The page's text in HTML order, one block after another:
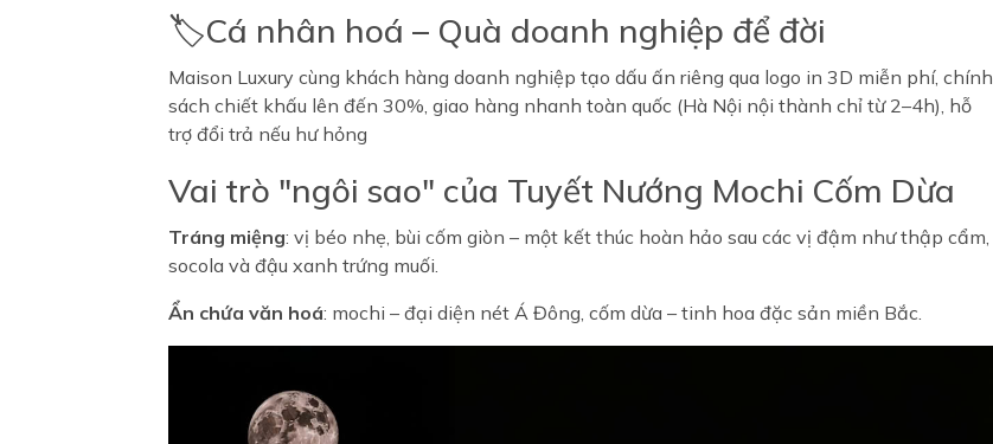
🏷️Cá nhân hoá – Quà doanh nghiệp để đời
Maison Luxury cùng khách hàng doanh nghiệp tạo dấu ấn riêng qua logo in 3D miễn phí, chính
sách chiết khấu lên đến 30%, giao hàng nhanh toàn quốc (Hà Nội nội thành chỉ từ 2–4h), hỗ
trợ đổi trả nếu hư hỏng
Vai trò "ngôi sao" của Tuyết Nướng Mochi Cốm Dừa
Tráng miệng: vị béo nhẹ, bùi cốm giòn – một kết thúc hoàn hảo sau các vị đậm như thập cẩm,
socola và đậu xanh trứng muối.
Ẩn chứa văn hoá: mochi – đại diện nét Á Đông, cốm dừa – tinh hoa đặc sản miền Bắc.